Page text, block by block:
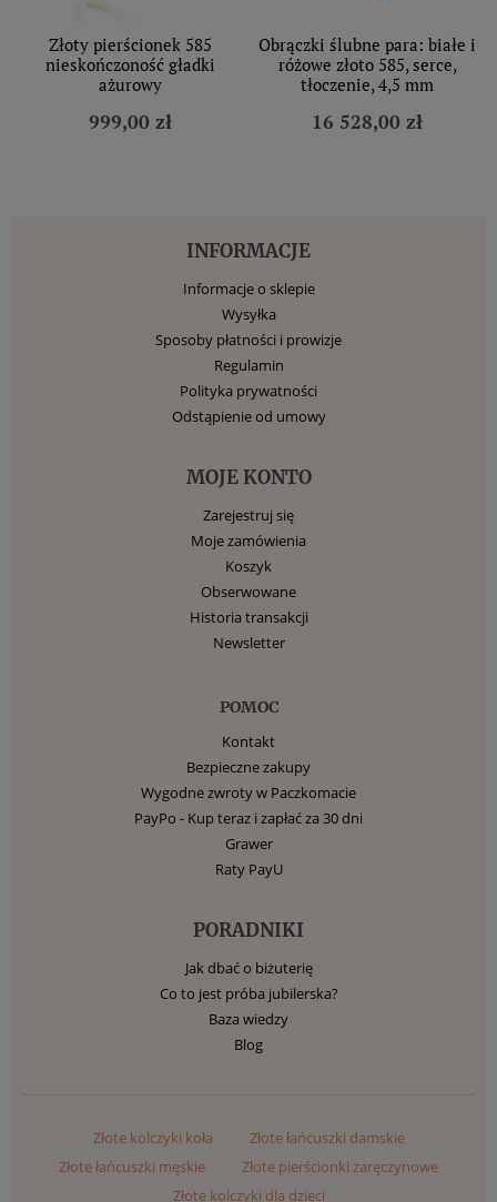
Złoty pierścionek 585
nieskończoność gładki
ażurowy
999,00 zł
Obrączki ślubne para: białe i
różowe złoto 585, serce,
tłoczenie, 4,5 mm
16 528,00 zł
INFORMACJE
Informacje o sklepie
Wysyłka
Sposoby płatności i prowizje
Regulamin
Polityka prywatności
Odstąpienie od umowy
MOJE KONTO
Zarejestruj się
Moje zamówienia
Koszyk
Obserwowane
Historia transakcji
Newsletter
POMOC
Kontakt
Bezpieczne zakupy
Wygodne zwroty w Paczkomacie
PayPo - Kup teraz i zapłać za 30 dni
Grawer
Raty PayU
PORADNIKI
Jak dbać o biżuterię
Co to jest próba jubilerska?
Baza wiedzy
Blog
Złote kolczyki koła
Złote łańcuszki damskie
Złote łańcuszki męskie
Złote pierścionki zaręczynowe
Złote kolczyki dla dzieci